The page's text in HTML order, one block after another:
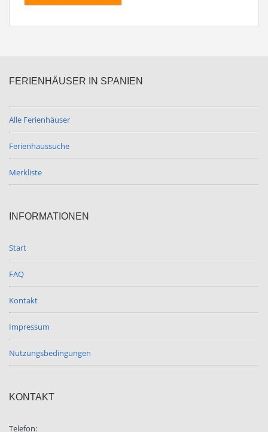
FERIENHÄUSER IN SPANIEN
Alle Ferienhäuser
Ferienhaussuche
Merkliste
INFORMATIONEN
Start
FAQ
Kontakt
Impressum
Nutzungsbedingungen
KONTAKT
Telefon: